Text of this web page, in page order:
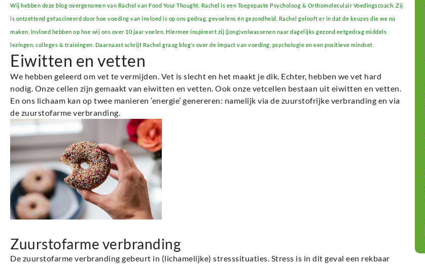
Wij hebben deze blog overgenomen van Rachel van Food Your Thought. Rachel is een Toegepaste Psycholoog & Orthomoleculair Voedingscoach. Zij
is ontzettend gefascineerd door hoe voeding van invloed is op ons gedrag, gevoelens én gezondheid. Rachel gelooft er in dat de keuzes die we nú
maken, invloed hebben op hoe wij ons over 10 jaar voelen. Hiermee inspireert zij (jong)volwassenen naar dagelijks gezond eetgedrag middels
lezingen, colleges & trainingen. Daarnaast schrijf Rachel graag blog’s over de impact van voeding, psychologie en een positieve mindset.
Eiwitten en vetten
We hebben geleerd om vet te vermijden. Vet is slecht en het maakt je dik. Echter, hebben we vet hard
nodig. Onze cellen zijn gemaakt van eiwitten en vetten. Ook onze vetcellen bestaan uit eiwitten en vetten.
En ons lichaam kan op twee manieren ‘energie’ genereren: namelijk via de zuurstofrijke verbranding en via
de zuurstofarme verbranding.
Zuurstofarme verbranding
De zuurstofarme verbranding gebeurt in (lichamelijke) stresssituaties. Stress is in dit geval een rekbaar